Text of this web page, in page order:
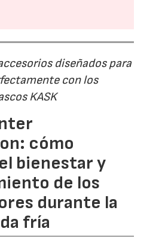
diseñados para
con los
KASK
cómo
bienestar y
de los
durante la
fría